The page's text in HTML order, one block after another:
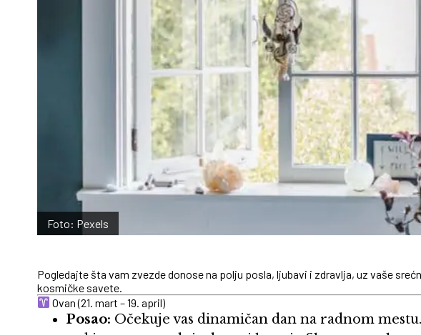
Foto: Pexels
Pogledajte šta vam zvezde donose na polju posla, ljubavi i zdravlja, uz vaše
kosmičke savete.
Ovan (21. mart – 19. april)
Posao: Očekuje vas dinamičan dan na radnom